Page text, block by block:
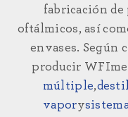
fabricación
oftálmicos, así
envases. Según
producir WFI
múltiple,
vapory